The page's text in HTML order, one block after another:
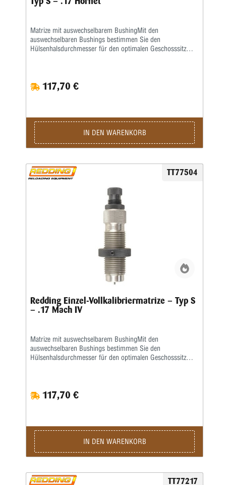
Matrize mit auswechselbarem BushingMit den
auswechselbaren Bushings bestimmen Sie den
Hülsenhalsdurchmesser für den optimalen Geschosssitz
Body Die- Standard-SetzmatrizeDie Bushings sind nicht im
Satz enthalten, bitte extra ordern.
117,70 €
IN DEN WARENKORB
TT77504
Redding Einzel-Vollkalibriermatrize – Typ S
– .17 Mach IV
Matrize mit auswechselbarem BushingMit den
auswechselbaren Bushings bestimmen Sie den
Hülsenhalsdurchmesser für den optimalen Geschosssitz
Body Die- Standard-SetzmatrizeDie Bushings sind nicht im
Satz enthalten, bitte extra ordern.
117,70 €
IN DEN WARENKORB
TT77217